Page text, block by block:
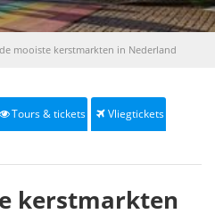
mooiste kerstmarkten in Nederland
Tours & tickets Vliegtickets
kerstmarkten